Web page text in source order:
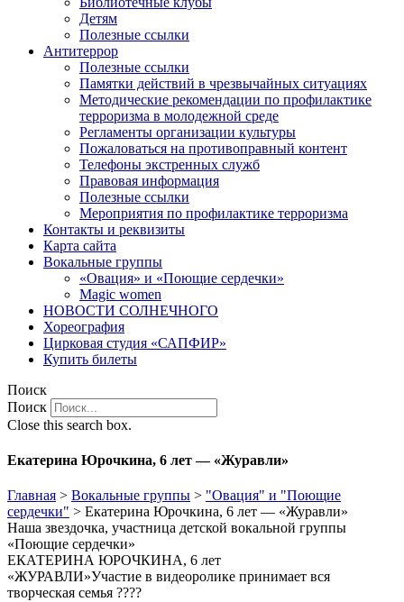
Детям
Полезные ссылки
Антитеррор
Полезные ссылки
Памятки действий в чрезвычайных ситуациях
Методические рекомендации по профилактике
терроризма в молодежной среде
Регламенты организации культуры
Пожаловаться на противоправный контент
Телефоны экстренных служб
Правовая информация
Полезные ссылки
Мероприятия по профилактике терроризма
Контакты и реквизиты
Карта сайта
Вокальные группы
«Овация» и «Поющие сердечки»
Magic women
НОВОСТИ СОЛНЕЧНОГО
Хореография
Цирковая студия «САПФИР»
Купить билеты
Поиск
Поиск
Close this search box.
Екатерина Юрочкина, 6 лет — «Журавли»
Главная > Вокальные группы > "Овация" и "Поющие
сердечки" > Екатерина Юрочкина, 6 лет — «Журавли»
Наша звездочка, участница детской вокальной группы
«Поющие сердечки»
ЕКАТЕРИНА ЮРОЧКИНА, 6 лет
«ЖУРАВЛИ»Участие в видеоролике принимает вся
творческая семья ????